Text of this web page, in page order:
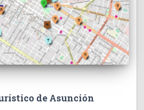
de Asunción